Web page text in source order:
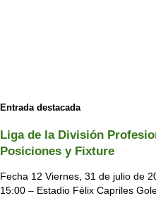
Entrada destacada
Liga de la División
Posiciones y Fixture
Fecha 12 Viernes, 31 de julio de
15:00 – Estadio Félix Capriles